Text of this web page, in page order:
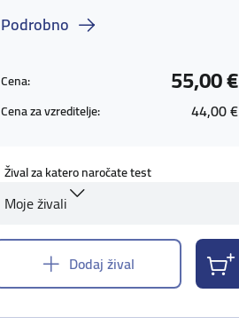
Podrobno
Cena: 55,00 €
Cena za vzreditelje: 44,00 €
Žival za katero naročate test
Moje živali
Dodaj žival